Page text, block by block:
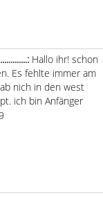
Hallo ihr! schon
Es fehlte immer am
nich in den west
ich bin Anfänger